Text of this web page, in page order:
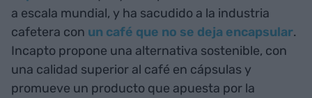
a escala mundial, y ha sacudido a la industria
cafetera con un café que no se deja encapsular.
Incapto propone una alternativa sostenible, con
una calidad superior al café en cápsulas y
promueve un producto que apuesta por la